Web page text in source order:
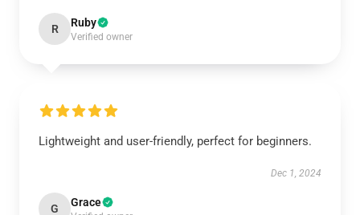
R Ruby
Verified owner
Lightweight and user-friendly, perfect for beginners.
Dec 1, 2024
G Grace